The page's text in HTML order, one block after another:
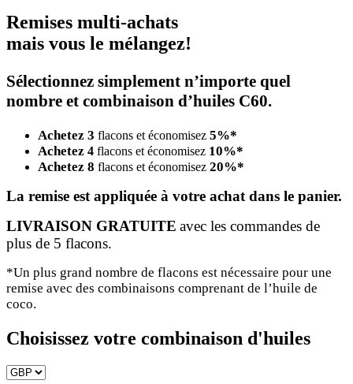
Remises multi-achats
mais vous le mélangez!
Sélectionnez simplement n’importe quel
nombre et combinaison d’huiles C60.
Achetez 3 flacons et économisez 5%*
Achetez 4 flacons et économisez 10%*
Achetez 8 flacons et économisez 20%*
La remise est appliquée à votre achat dans le panier.
LIVRAISON GRATUITE avec les commandes de
plus de 5 flacons.
*Un plus grand nombre de flacons est nécessaire pour une
remise avec des combinaisons comprenant de l’huile de
coco.
Choisissez votre combinaison d'huiles